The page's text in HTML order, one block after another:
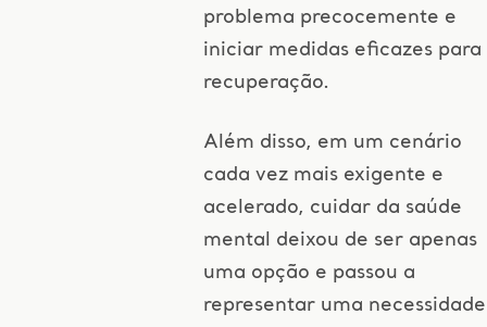
problema precocemente e
iniciar medidas eficazes para
recuperação.
Além disso, em um cenário
cada vez mais exigente e
acelerado, cuidar da saúde
mental deixou de ser apenas
uma opção e passou a
representar uma necessidade